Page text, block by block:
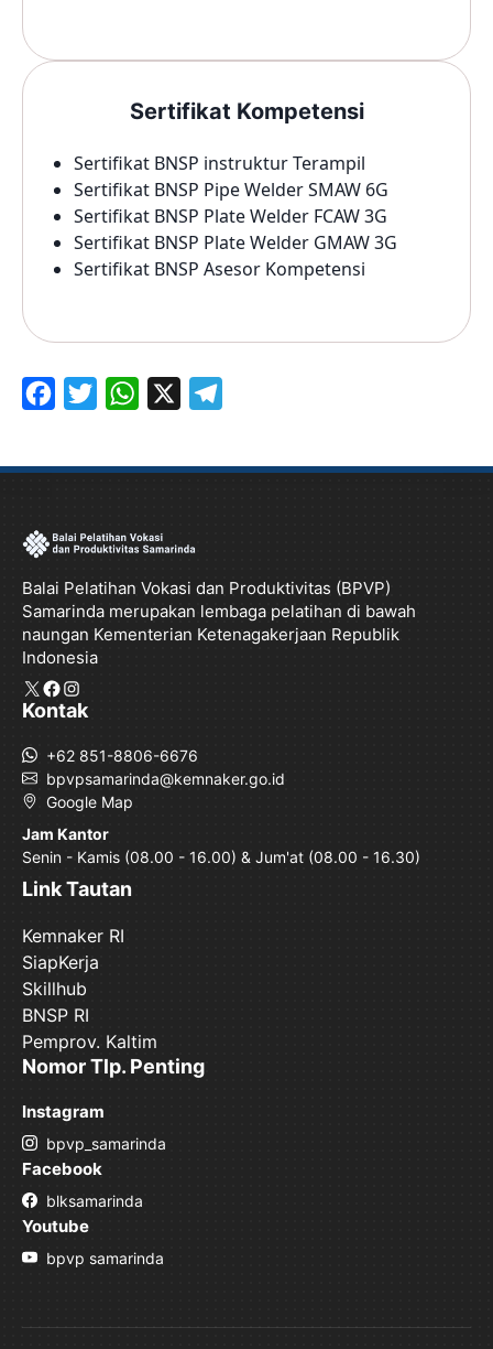
Sertifikat Kompetensi
Sertifikat BNSP instruktur Terampil
Sertifikat BNSP Pipe Welder SMAW 6G
Sertifikat BNSP Plate Welder FCAW 3G
Sertifikat BNSP Plate Welder GMAW 3G
Sertifikat BNSP Asesor Kompetensi
b
o
o
k
t
e
r
s
A
p
g
r
a
Balai Pelatihan Vokasi dan Produktivitas (BPVP)
Samarinda merupakan lembaga pelatihan di bawah
naungan Kementerian Ketenagakerjaan Republik
Indonesia
X Facebook
Instagram
Kontak
+62 851-8806-6676
bpvpsamarinda@kemnaker.go.id
Google Map
Jam Kantor
Senin - Kamis (08.00 - 16.00) & Jum'at (08.00 - 16.30)
Link Tautan
Kemnaker RI
SiapKerja
Skillhub
BNSP RI
Pemprov. Kaltim
Nomor Tlp. Penting
Instagram
bpvp_samarinda
Facebook
blksamarinda
Youtube
bpvp samarinda